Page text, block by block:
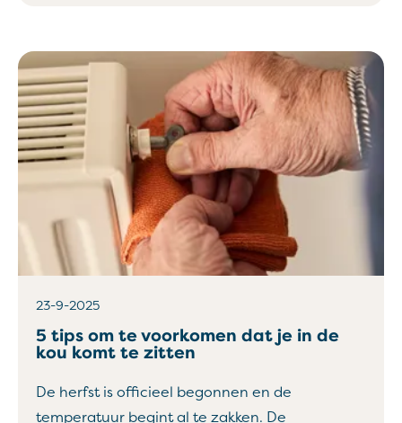
5 tips om te voorkomen dat je in de
kou komt te zitten
23-9-2025
De herfst is officieel begonnen en de
temperatuur begint al te zakken. De